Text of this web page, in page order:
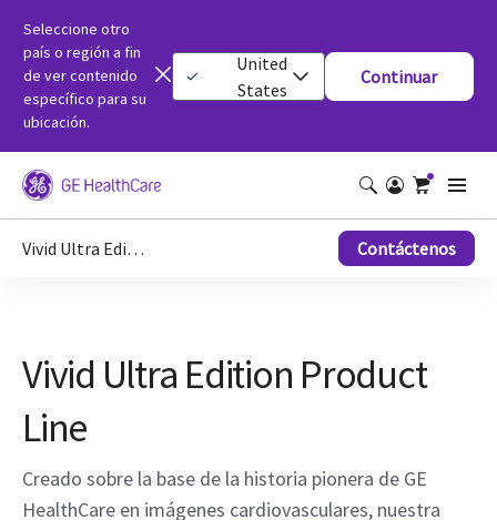
Seleccione otro
país o región a fin
de ver contenido
específico para su
ubicación.
United
States
Continuar
Vivid Ultra Edition Product Line Contáctenos
Vivid Ultra Edition Product
Line
Creado sobre la base de la historia pionera de GE
HealthCare en imágenes cardiovasculares, nuestra